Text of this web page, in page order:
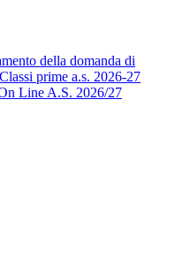
della domanda di
prime a.s. 2026-27
Line A.S. 2026/27